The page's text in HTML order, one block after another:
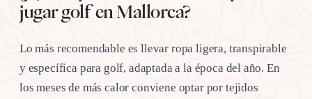
jugar golf en Mallorca?
Lo más recomendable es llevar ropa ligera, transpirable
y específica para golf, adaptada a la época del año. En
los meses de más calor conviene optar por tejidos